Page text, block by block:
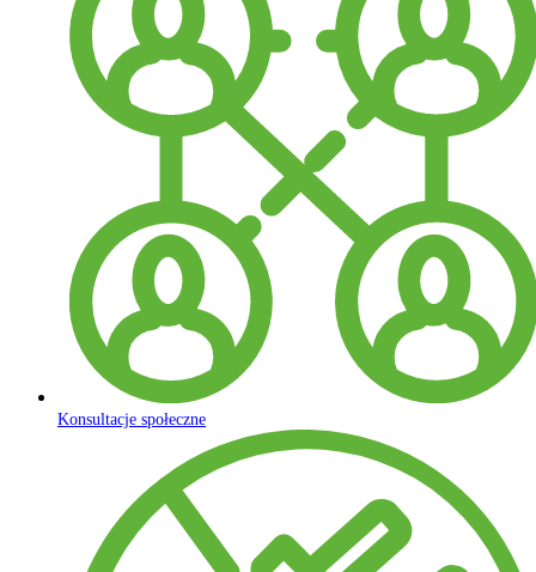
Konsultacje społeczne